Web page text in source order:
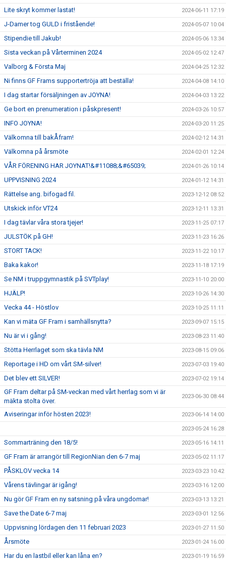
Lite skryt kommer lastat! 2024-06-11 17:19
J-Damer tog GULD i fristående! 2024-05-07 10:04
Stipendie till Jakub! 2024-05-06 13:34
Sista veckan på Vårterminen 2024 2024-05-02 12:47
Valborg & Första Maj 2024-04-25 12:32
Ni finns GF Frams supportertröja att beställa! 2024-04-08 14:10
I dag startar försäljningen av JOYNA! 2024-04-03 13:22
Ge bort en prenumeration i påskpresent! 2024-03-26 10:57
INFO JOYNA! 2024-03-20 11:25
Välkomna till bakÅfram! 2024-02-12 14:31
Välkomna på årsmöte 2024-02-01 12:24
VÅR FÖRENING HAR JOYNAT!&#11088;&#65039; 2024-01-26 10:14
UPPVISNING 2024 2024-01-12 14:31
Rättelse ang. bifogad fil. 2023-12-12 08:52
Utskick inför VT24 2023-12-11 13:31
I dag tävlar våra stora tjejer! 2023-11-25 07:17
JULSTÖK på GH! 2023-11-23 16:26
STORT TACK! 2023-11-22 10:17
Baka kakor! 2023-11-18 17:19
Se NM i truppgymnastik på SVTplay! 2023-11-10 20:00
HJÄLP! 2023-10-26 14:30
Vecka 44 - Höstlov 2023-10-25 11:11
Kan vi mäta GF Fram i samhällsnytta? 2023-09-07 15:15
Nu är vi i gång! 2023-08-23 11:40
Stötta Herrlaget som ska tävla NM 2023-08-15 09:06
Reportage i HD om vårt SM-silver! 2023-07-03 19:40
Det blev ett SILVER! 2023-07-02 19:14
GF Fram deltar på SM-veckan med vårt herrlag som vi är
mäkta stolta över.
2023-06-30 08:44
Aviseringar inför hösten 2023! 2023-06-14 14:00
2023-05-24 16:28
Sommarträning den 18/5! 2023-05-16 14:11
GF Fram är arrangör till RegionNian den 6-7 maj 2023-05-02 11:17
PÅSKLOV vecka 14 2023-03-23 10:42
Vårens tävlingar är igång! 2023-03-16 12:00
Nu gör GF Fram en ny satsning på våra ungdomar! 2023-03-13 13:21
Save the Date 6-7 maj 2023-03-01 12:56
Uppvisning lördagen den 11 februari 2023 2023-01-27 11:50
Årsmöte 2023-01-24 16:00
Har du en lastbil eller kan låna en? 2023-01-19 16:59